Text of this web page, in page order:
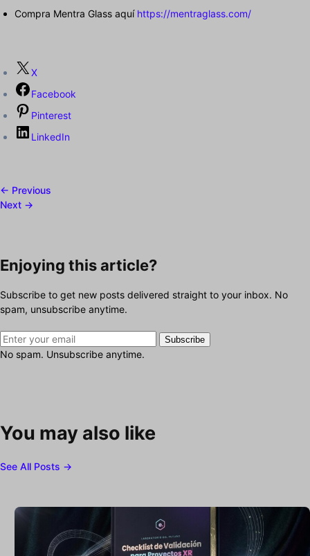
Compra Mentra Glass aquí https://mentraglass.com/
X
Facebook
Pinterest
LinkedIn
← Previous
Next →
Enjoying this article?
Subscribe to get new posts delivered straight to your inbox. No
spam, unsubscribe anytime.
Subscribe
No spam. Unsubscribe anytime.
You may also like
See All Posts →